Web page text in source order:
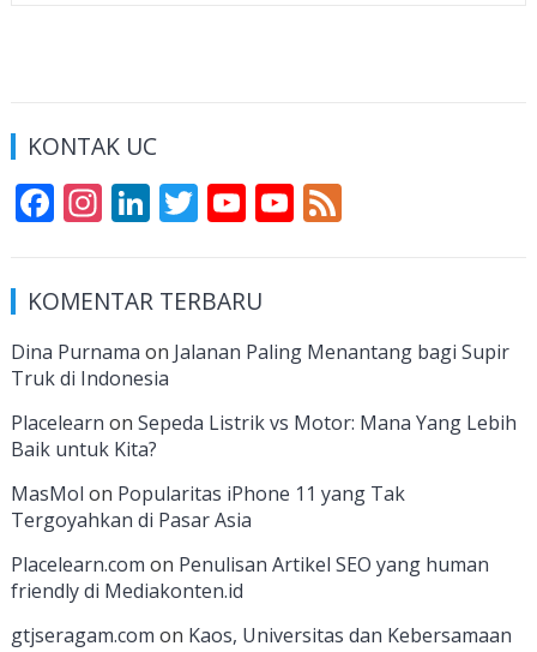
KONTAK UC
F
e
b
o
o
k
In
a
gr
a
m
Li
k
e
dI
n
T
itt
er
Y
u
T
u
e
Y
u
e
h
a
n
n
F
KOMENTAR TERBARU
Dina Purnama on Jalanan Paling Menantang bagi Supir
Truk di Indonesia
Placelearn on Sepeda Listrik vs Motor: Mana Yang Lebih
Baik untuk Kita?
MasMol on Popularitas iPhone 11 yang Tak
Tergoyahkan di Pasar Asia
Placelearn.com on Penulisan Artikel SEO yang human
friendly di Mediakonten.id
gtjseragam.com on Kaos, Universitas dan Kebersamaan